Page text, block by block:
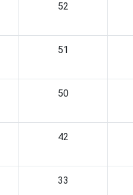
52
51
50
42
33